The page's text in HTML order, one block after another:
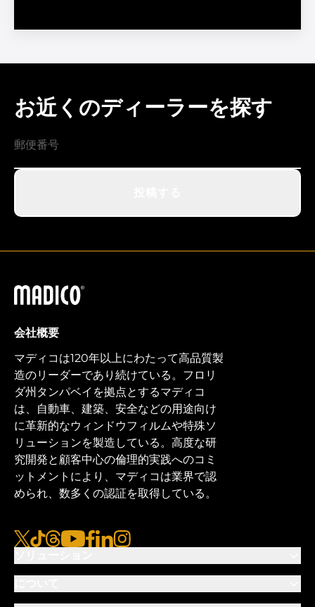
お近くのディーラーを探す
マディコ
会社概要
マディコは120年以上にわたって高品質製
造のリーダーであり続けている。フロリ
ダ州タンパベイを拠点とするマディコ
は、自動車、建築、安全などの用途向け
に革新的なウィンドウフィルムや特殊ソ
リューションを製造している。高度な研
究開発と顧客中心の倫理的実践へのコミ
ットメントにより、マディコは業界で認
められ、数多くの認証を取得している。